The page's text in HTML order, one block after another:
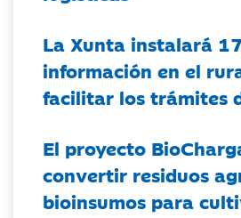
La Xunta instalará
información en el
facilitar los trámites
El proyecto
convertir residuos
bioinsumos para